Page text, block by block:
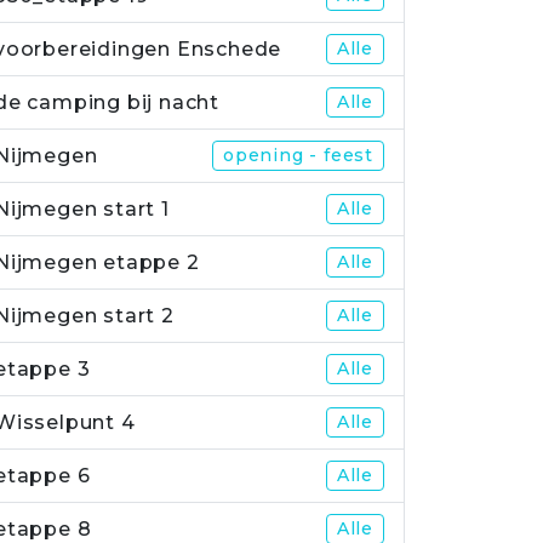
Enschede Alle
camping bij nacht Alle
opening - feest
start 1 Alle
etappe 2 Alle
start 2 Alle
3 Alle
4 Alle
6 Alle
8 Alle